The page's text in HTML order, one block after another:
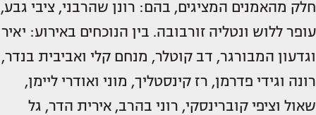
חלק מהאמנים המציגים, בהם: רונן שהרבני, ציבי גבע,
עופר ללוש ונטליה זורבובה. בין הנוכחים באירוע: יאיר
וגדעון המבורגר, דב קוטלר, מנחם קלי ואביבית בנדר,
רונה וגידי פדרמן, רז קינסטליך, מוני ואודרי ליימן,
שאול וציפי קוברינסקי, רוני בהרב, אירית הדר, גל